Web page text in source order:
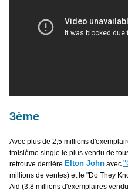
3ème
Avec plus de 2,5 millions
troisième single le plus vendu de
retrouve derrière Elton John avec
millions de ventes) et le "Do They
Aid (3,8 millions d'exemplaires